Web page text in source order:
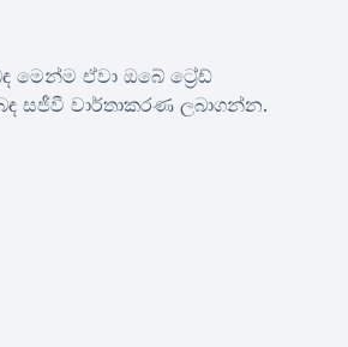
ඒවා ඔබේ ට්‍රේඩ්
සජීවී වාර්තාකරණ ලබාගන්න.